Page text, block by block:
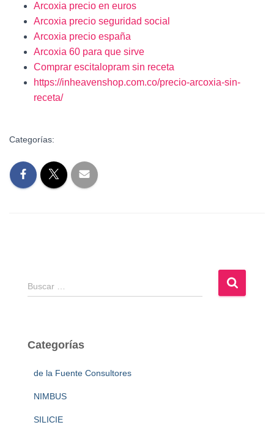
Arcoxia precio en euros
Arcoxia precio seguridad social
Arcoxia precio españa
Arcoxia 60 para que sirve
Comprar escitalopram sin receta
https://inheavenshop.com.co/precio-arcoxia-sin-
receta/
Categorías:
B
u
r
Buscar …
Categorías
de la Fuente Consultores
NIMBUS
SILICIE